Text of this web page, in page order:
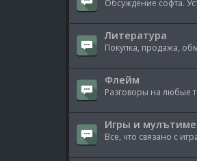
Обсуждение софта.
Литература
Покупка, продажа,
Флейм
Разговоры на любые
Игры и
Все, что связано с